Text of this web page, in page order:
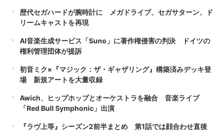
歴代セガハードが腕時計に メガドライブ、セガサターン、ド
リームキャストを再現
AI音楽生成サービス「Suno」に著作権侵害の判決 ドイツの
権利管理団体が提訴
初音ミク×『マジック：ザ・ギャザリング』構築済みデッキ登
場 新規アートを大量収録
Awich、ヒップホップとオーケストラを融合 音楽ライブ
「Red Bull Symphonic」出演
『ラヴ上等』シーズン2前半まとめ 第1話では顔合わせ直後